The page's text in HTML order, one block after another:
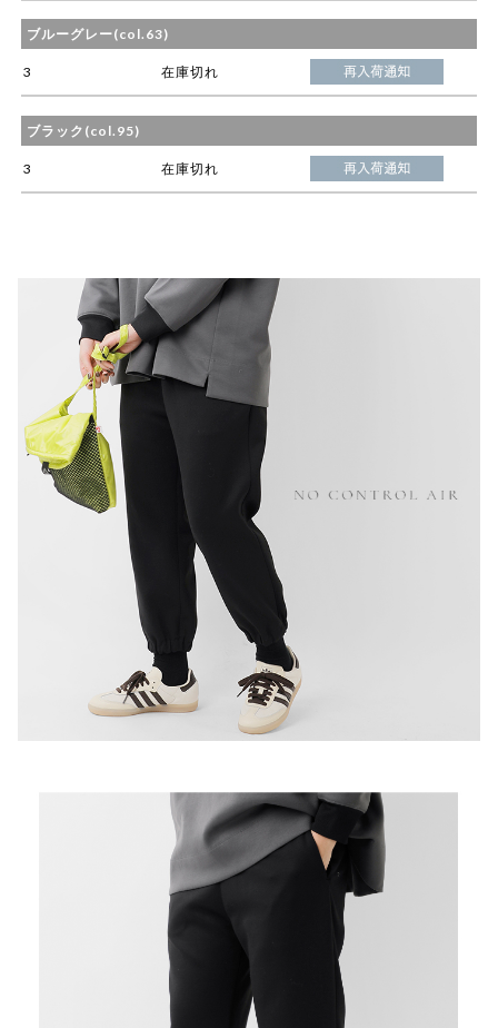
ブルーグレー(col.63)
3 在庫切れ
ブラック(col.95)
3 在庫切れ